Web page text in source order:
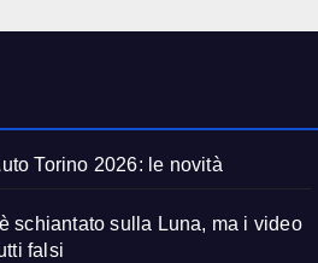
Torino 2026: le novità
schiantato sulla Luna, ma i video
falsi